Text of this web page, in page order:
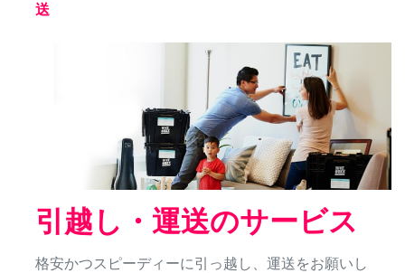
送
引越し・運送のサービス
格安かつスピーディーに引っ越し、運送をお願いし